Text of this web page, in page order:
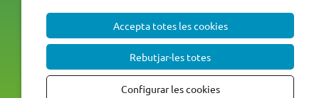
Accepta totes les cookies
Rebutjar-les totes
Configurar les cookies